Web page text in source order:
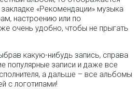
«Рекомендации» музыка
настроению или по
очень удобно, чтобы не прыгать
какую-нибудь запись, справа
популярные записи и даже все
а дальше – все альбомы
с логотипами!